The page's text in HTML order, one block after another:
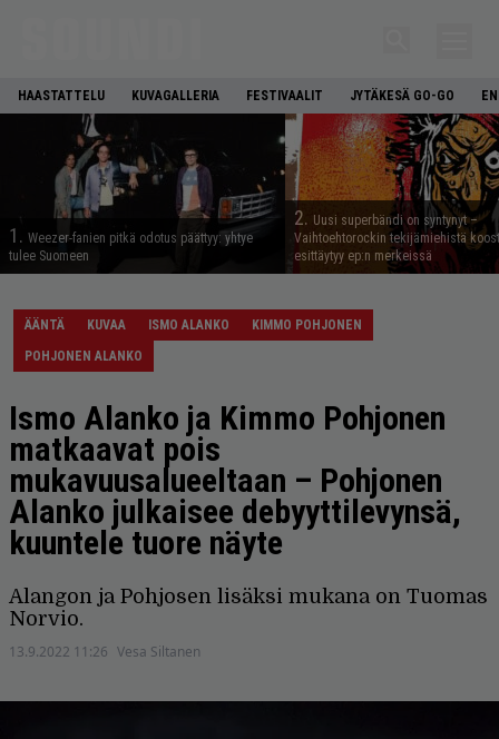
HAASTATTELU KUVAGALLERIA FESTIVAALIT JYTÄKESÄ GO-GO
1. Weezer-fanien pitkä odotus päättyy: yhtye
tulee Suomeen
2. Uusi superbändi on syntynyt –
Vaihtoehtorockin tekijämiehistä
esittäytyy ep:n merkeissä
ÄÄNTÄ KUVAA ISMO ALANKO
KIMMO POHJONEN
POHJONEN ALANKO
Ismo Alanko ja Kimmo Pohjonen
matkaavat pois
mukavuusalueeltaan – Pohjonen
Alanko julkaisee debyyttilevynsä,
kuuntele tuore näyte
Alangon ja Pohjosen lisäksi mukana on Tuomas
Norvio.
13.9.2022 11:26 Vesa Siltanen